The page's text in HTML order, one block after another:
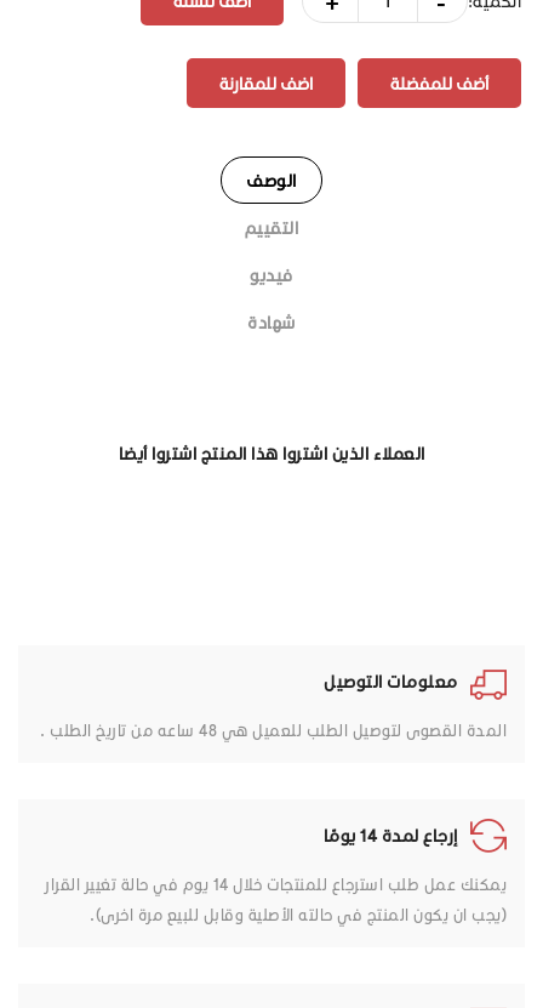
أضف للمفضلة اضف للمقارنة
الوصف
التقييم
فيديو
شهادة
العملاء الذين اشتروا هذا المنتج اشتروا أيضا
معلومات التوصيل
المدة القصوى لتوصيل الطلب للعميل هي 48 ساعه من تاريخ الطلب .
إرجاع لمدة 14 يومًا
يمكنك عمل طلب استرجاع للمنتجات خلال 14 يوم في حالة تغيير القرار
(يجب ان يكون المنتج في حالته الأصلية وقابل للبيع مرة اخرى).